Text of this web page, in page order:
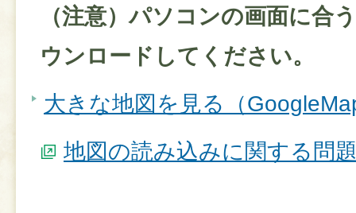
（注意）パソコンの画面に合
ウンロードしてください。
大きな地図を見る（
地図の読み込みに関する問